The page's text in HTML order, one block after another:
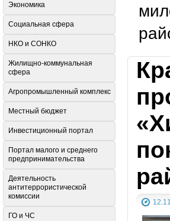
Экономика
Социальная сфера
НКО и СОНКО
Жилищно-коммунальная
сфера
Агропромышленный комплекс
Местный бюджет
Инвестиционный портал
Портал малого и среднего
предпринимательства
Деятельность
антитеррористической
комиссии
ГО и ЧС